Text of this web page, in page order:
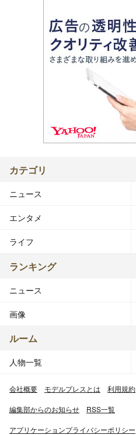
カテゴリ
ニュース
エンタメ
ライフ
ランキング
ニュース
画像
ルーム
人物一覧
会社概要 モデルプレスとは 利用規約
編集部からのお知らせ RSS一覧
アプリケーションプライバシーポリシー